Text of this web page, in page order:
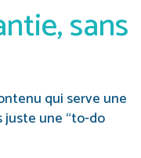
sans
qui serve une
juste une “to-do